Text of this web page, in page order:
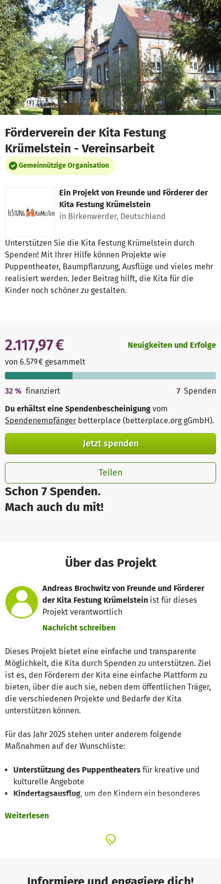
Zum Hauptinhalt springen
Erklärung zur Barrierefreiheit anzeigen
Förderverein der Kita Festung
Krümelstein - Vereinsarbeit
Gemeinnützige Organisation
Ein Projekt von Freunde und Förderer der
Kita Festung Krümelstein
in Birkenwerder, Deutschland
Unterstützen Sie die Kita Festung Krümelstein durch
Spenden! Mit Ihrer Hilfe können Projekte wie
Puppentheater, Baumpflanzung, Ausflüge und vieles mehr
realisiert werden. Jeder Beitrag hilft, die Kita für die
Kinder noch schöner zu gestalten.
Schon 7 Spenden.
Mach auch du mit!
2.117,97 €
von 6.579 € gesammelt
Neuigkeiten und Erfolge
32 % finanziert 7 Spenden
Du erhältst eine Spendenbescheinigung vom
Spendenempfänger betterplace (betterplace.org gGmbH).
Jetzt spenden
Teilen
Über das Projekt
Andreas Brochwitz von Freunde und Förderer
der Kita Festung Krümelstein ist für dieses
Projekt verantwortlich
Nachricht schreiben
Dieses Projekt bietet eine einfache und transparente
Möglichkeit, die Kita durch Spenden zu unterstützen. Ziel
ist es, den Förderern der Kita eine einfache Plattform zu
bieten, über die auch sie, neben dem öffentlichen Träger,
die verschiedenen Projekte und Bedarfe der Kita
unterstützen können.
Für das Jahr 2025 stehen unter anderem folgende
Maßnahmen auf der Wunschliste:
Unterstützung des Puppentheaters für kreative und
kulturelle Angebote
Kindertagsausflug, um den Kindern ein besonderes
Ersatz der in die Jahre gekommenen Holzpferde
für ein noch grüneres und naturnahes
(Reisekosten)
Weiterlesen